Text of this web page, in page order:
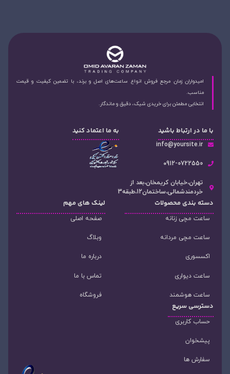
امیدواران زمان مرجع فروش انواع ساعت‌های اصل و برند، با تضمین کیفیت و قیمت
مناسب.
انتخابی مطمئن برای خریدی شیک، دقیق و ماندگار.
با ما در ارتباط باشید
info@yoursite.ir
۰912-0722550
تهران،خیابان کریمخان،بعد از
خردمندشمالی،ساختمان12،طبقه3
به ما اعتماد کنید
دسته‌ بندی محصولات
ساعت مچی زنانه
ساعت مچی مردانه
اکسسوری
ساعت دیواری
ساعت هوشمند
لینک های مهم
صفحه اصلی
وبلاگ
درباره ما
تماس با ما
فروشگاه
دسترسی سریع
حساب کاربری
پیشخوان
سفارش ها